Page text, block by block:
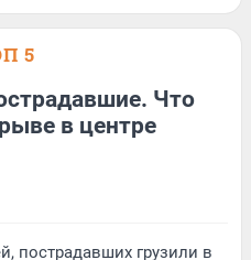
5
Что
в центре
пострадавших грузили в